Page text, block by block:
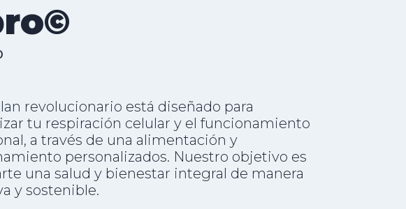
revolucionario está diseñado para
tu respiración celular y el funcionamiento
a través de una alimentación y
personalizados. Nuestro objetivo es
una salud y bienestar integral de manera
y sostenible.